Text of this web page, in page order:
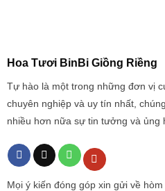
Hoa Tươi BinBi Giồng Riềng
Tự hào là một trong những đơn vị
chuyên nghiệp và uy tín nhất,
nhiều hơn nữa sự tin tưởng và ủng
Mọi ý kiến đóng góp xin gửi về